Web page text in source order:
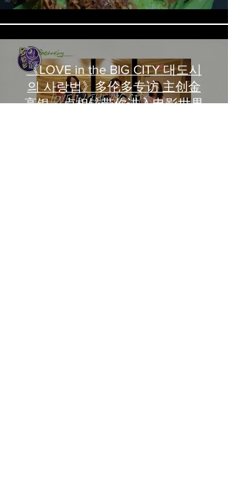
《LOVE in the BIG CITY 대도시
의 사랑법》多伦多专访 主创金
高银、卢相铉带你进入电影世界